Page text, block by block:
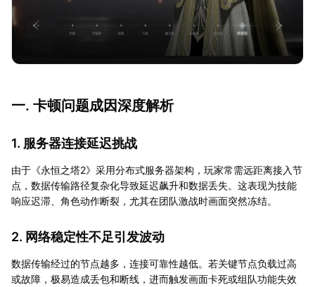
一. 卡顿问题成因深度解析
1. 服务器连接延迟挑战
由于《永恒之塔2》采用分布式服务器架构，玩家常需远距离接入节
点，数据传输路径复杂化导致延迟飙升和数据丢失。这表现为技能
响应迟滞、角色动作断裂，尤其在团队激战时画面突然冻结。
2. 网络稳定性不足引发波动
数据传输经过的节点越多，连接可靠性越低。若关键节点负载过高
或故障，极易造成丢包和断线，进而触发画面卡死或组队功能失效